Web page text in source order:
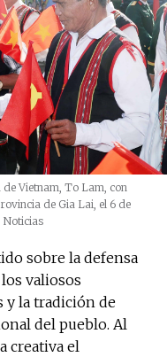
Vietnam, To Lam, con
de Gia Lai, el 6 de
Noticias
sobre la defensa
valiosos
y la tradición de
del pueblo. Al
creativa el